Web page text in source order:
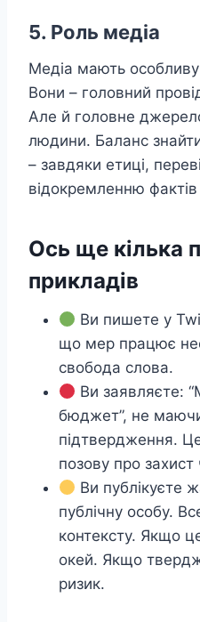
5. Роль медіа
Медіа мають особливу
Вони – головний
Але й головне
людини. Баланс
– завдяки етиці,
відокремленню
Ось ще кілька
прикладів
Ви пишете у
що мер працює
свобода слова.
Ви заявляєте:
бюджет”, не
підтвердження.
позову про захист
Ви публікуєте
публічну особу.
контексту. Якщо
окей. Якщо
ризик.